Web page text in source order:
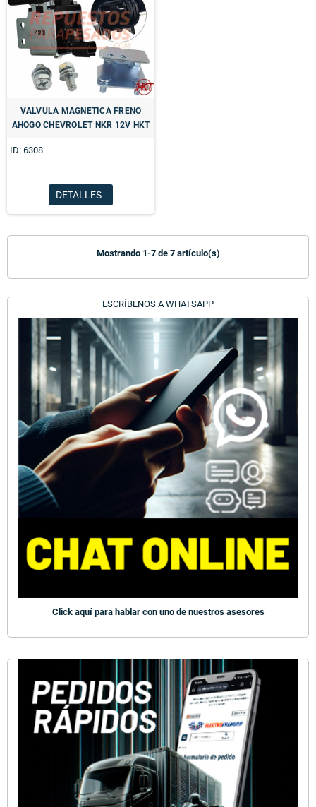
ESCRÍBENOS A WHATSAPP
Click aquí para hablar con uno de nuestros asesores
VALVULA MAGNETICA FRENO
AHOGO CHEVROLET NKR 12V HKT
ID: 6308
DETALLES
Mostrando 1-7 de 7 artículo(s)